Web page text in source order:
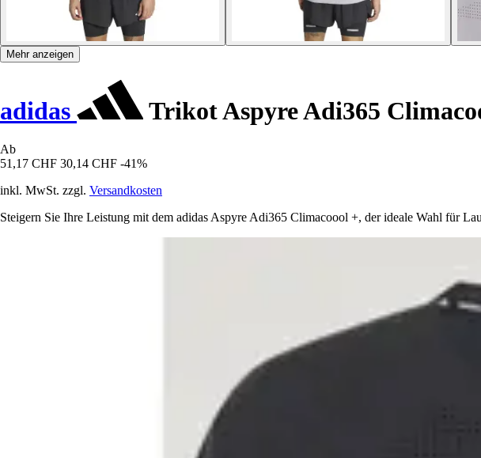
Mehr anzeigen
adidas Trikot Aspyre Adi365
Ab
51,17 CHF 30,14 CHF -41%
inkl. MwSt. zzgl. Versandkosten
Steigern Sie Ihre Leistung mit dem adidas Aspyre Adi365 Climacoool +, der ideale Wahl für